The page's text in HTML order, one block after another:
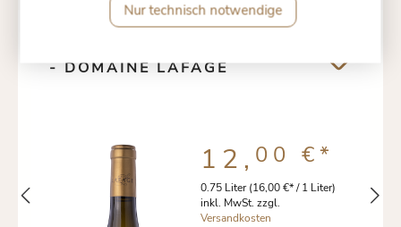
- DOMAINE LAFAGE
0.75 Liter(16,00 €* / 1 Liter)
inkl. MwSt. zzgl.
Versandkosten
12, 00 €*
Nur technisch notwendige